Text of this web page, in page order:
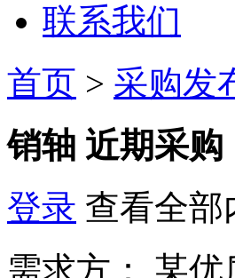
联系我们
首页 > 采购发
销轴 近期采购
登录 查看全部
需求方：
某优